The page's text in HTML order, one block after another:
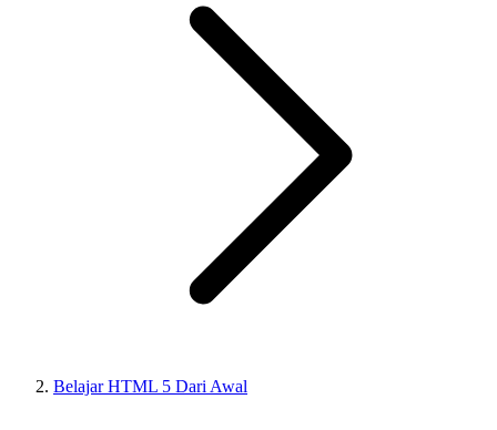
Belajar HTML 5 Dari Awal